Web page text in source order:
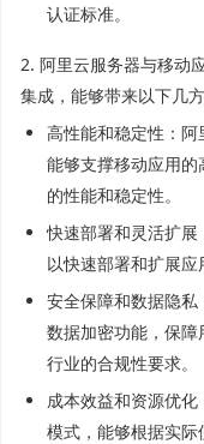
认证标准。
2. 阿里云服务器与移动
集成，能够带来以下几
高性能和稳定性：阿
能够支撑移动应用
的性能和稳定性。
快速部署和灵活扩
以快速部署和扩展应
安全保障和数据隐
数据加密功能，保
行业的合规性要求。
成本效益和资源优
模式，能够根据实